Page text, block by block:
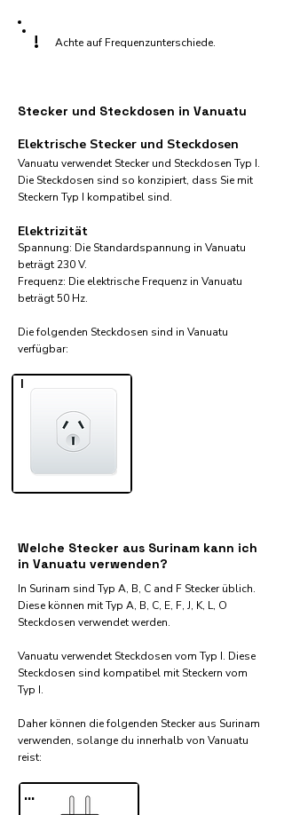
! Achte auf Frequenzunterschiede.
Stecker und Steckdosen in Vanuatu
Elektrische Stecker und Steckdosen
Vanuatu verwendet Stecker und Steckdosen Typ I.
Die Steckdosen sind so konzipiert, dass Sie mit
Steckern Typ I kompatibel sind.
Elektrizität
Spannung: Die Standardspannung in Vanuatu
beträgt 230 V.
Frequenz: Die elektrische Frequenz in Vanuatu
beträgt 50 Hz.
Die folgenden Steckdosen sind in Vanuatu
verfügbar:​
I
Welche Stecker aus Surinam kann ich
in Vanuatu verwenden?
In Surinam sind Typ A, B, C and F Stecker üblich.
Diese können mit Typ A, B, C, E, F, J, K, L, O
Steckdosen verwendet werden.
Vanuatu verwendet Steckdosen vom Typ I. Diese
Steckdosen sind kompatibel mit Steckern vom
Typ I.
Daher können die folgenden Stecker aus Surinam
verwenden, solange du innerhalb von Vanuatu
reist:​
...